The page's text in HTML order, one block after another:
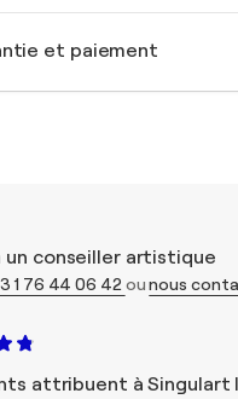
et paiement
un conseiller artistique
1 76 44 06 42 ounous
attribuent à Singulart